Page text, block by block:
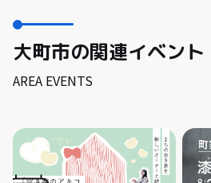
大町市の関連イベント
AREA EVENTS